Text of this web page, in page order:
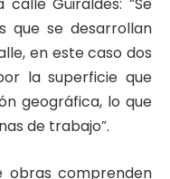
Güiraldes: “Se
que se desarrollan
en este caso dos
la superficie que
geográfica, lo que
de trabajo”.
obras comprenden